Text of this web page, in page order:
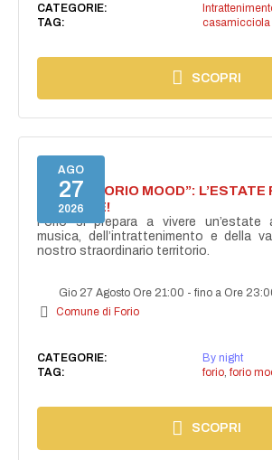
CATEGORIE:
TAG:
casamicciola
SCOPRI
AGO
27
2026
NASCE “FORIO MOOD”:
ACCENDE!
Forio si prepara a vivere un’estate
musica, dell’intrattenimento e della
nostro straordinario territorio.
Gio 27 Agosto Ore 21:00 -fino a Ore
Comune di Forio
CATEGORIE:
By night
TAG:
forio, forio
SCOPRI